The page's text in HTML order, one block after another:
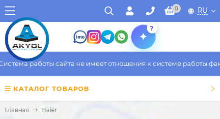
0 RU
?
работы сайта не имеет отношения к системе работы
КАТАЛОГ ТОВАРОВ
Главная Haier